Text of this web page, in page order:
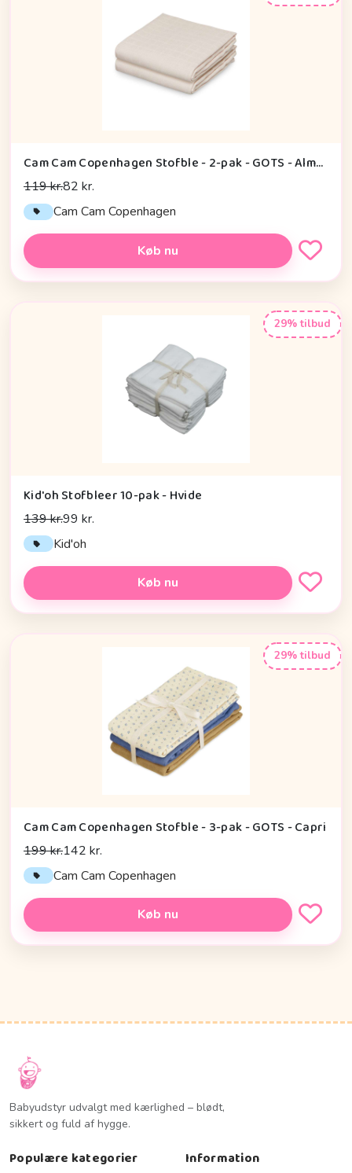
Cam Cam Copenhagen Stofble - 2-pak - GOTS - Almond
119 kr.82 kr.
Cam Cam Copenhagen
Køb nu
29% tilbud
Kid'oh Stofbleer 10-pak - Hvide
139 kr.99 kr.
Kid'oh
Køb nu
29% tilbud
Cam Cam Copenhagen Stofble - 3-pak - GOTS - Capri
199 kr.142 kr.
Cam Cam Copenhagen
Køb nu
Babyudstyr udvalgt med kærlighed – blødt,
sikkert og fuld af hygge.
Populære kategorier Information